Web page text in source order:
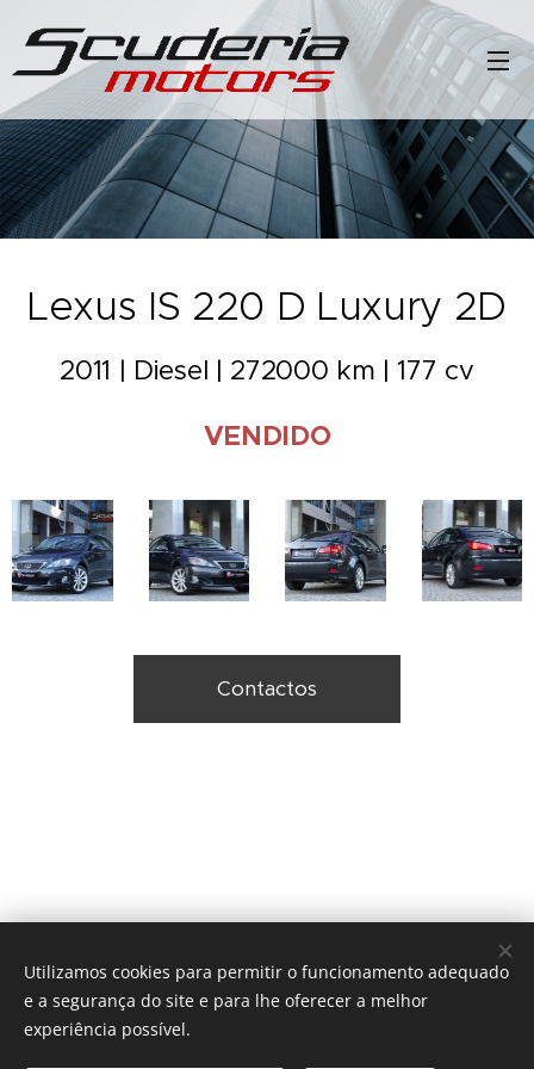
Lexus IS 220 D Luxury 2D
2011 | Diesel | 272000 km | 177 cv
VENDIDO
Contactos
Alameda António Sérgio 69, Loja2, Centro Comercial Torre das
Utilizamos cookies para permitir o funcionamento adequado
e a segurança do site e para lhe oferecer a melhor
experiência possível.